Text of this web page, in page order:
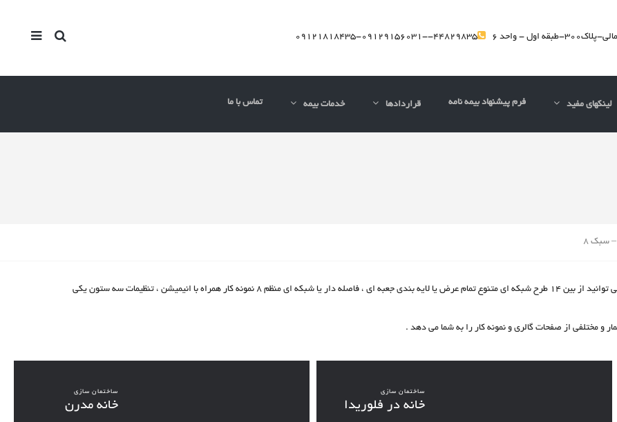
اول - واحد 6 44829835--09129156031-09121818435
لینکهای مفید فرم پیشنهاد بیمه نامه قراردادها خدمات بیمه تماس با ما
سبک 8
این فقط یک نمونه از صفحه گالری های موجود است . در قالب ما شما می توانید از بین 14 طرح شبکه ای متنوع تمام عرض یا لایه بندی جعبه ای ، فاصله دار یا شبکه ای منظم 8 نمونه کار همراه با انیمیشن ، تنظیمات سه ستون یکی
و مختلفی از صفحات گالری و نمونه کار را به شما می دهد .
ساختمان سازی
خانه مدرن
ساختمان سازی
خانه در فلوریدا